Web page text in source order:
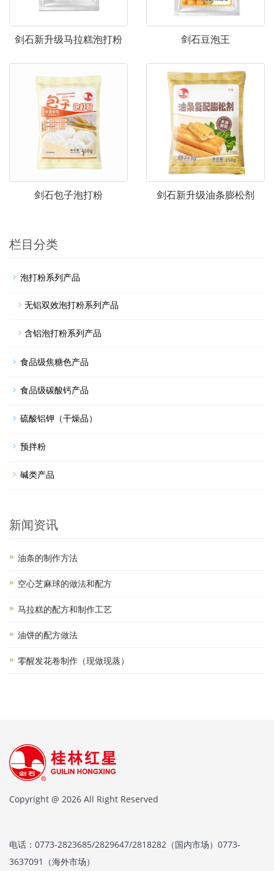
剑石新升级马拉糕泡打粉 剑石豆泡王
剑石包子泡打粉 剑石新升级油条膨松剂
栏目分类
泡打粉系列产品
无铝双效泡打粉系列产品
含铝泡打粉系列产品
食品级焦糖色产品
食品级碳酸钙产品
硫酸铝钾（干燥品）
预拌粉
碱类产品
新闻资讯
油条的制作方法
空心芝麻球的做法和配方
马拉糕的配方和制作工艺
油饼的配方做法
零醒发花卷制作（现做现蒸）
Copyright @ 2026 All Right Reserved
电话：0773-2823685/2829647/2818282（国内市场）0773-
3637091（海外市场）